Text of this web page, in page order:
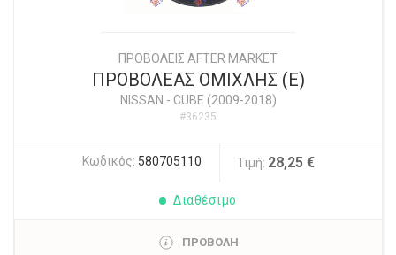
ΠΡΟΒΟΛΕΙΣ AFTER MARKET
ΠΡΟΒΟΛΕΑΣ ΟΜΙΧΛΗΣ (Ε)
NISSAN - CUBE (2009-2018)
#36235
Κωδικός: 580705110 Τιμή: 28,25 €
Διαθέσιμο
ΠΡΟΒΟΛΗ